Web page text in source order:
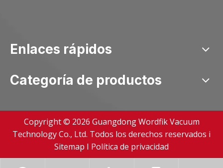
Enlaces rápidos
Categoría de productos
Copyright © 2026 Guangdong Wordfik Vacuum
Technology Co., Ltd. Todos los derechos reservados i
Sitemap I Política de privacidad